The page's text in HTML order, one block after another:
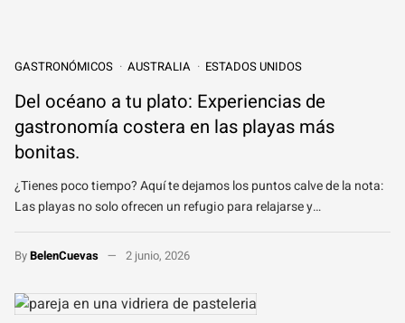
GASTRONÓMICOS AUSTRALIA ESTADOS UNIDOS
Del océano a tu plato: Experiencias de
gastronomía costera en las playas más
bonitas.
¿Tienes poco tiempo? Aquí te dejamos los puntos calve de la nota:
Las playas no solo ofrecen un refugio para relajarse y…
ByBelenCuevas 2 junio, 2026